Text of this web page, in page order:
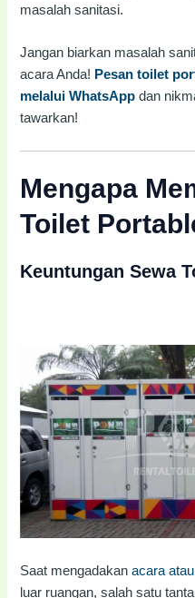
masalah sanitasi.
Jangan biarkan masalah
acara Anda! Pesan toilet
melalui WhatsApp dan
tawarkan!
Mengapa
Toilet
Keuntungan Sewa
Saat mengadakanacara
luar ruangan, salah satu